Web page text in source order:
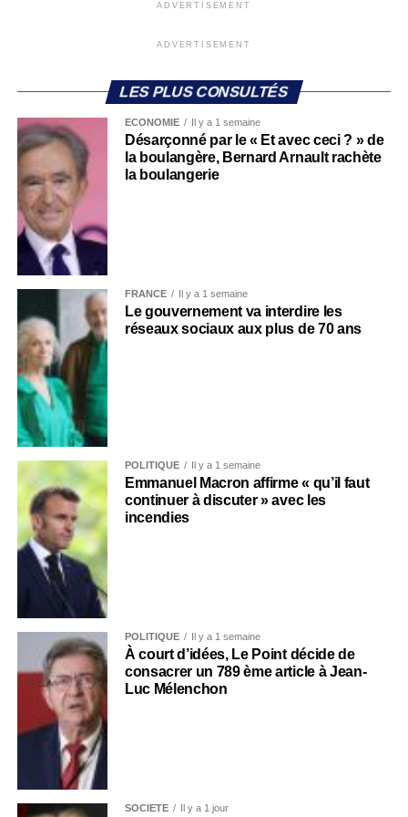
ADVERTISEMENT
ADVERTISEMENT
LES PLUS CONSULTÉS
ECONOMIE Il y a 1 semaine
Désarçonné par le « Et avec ceci ? » de
la boulangère, Bernard Arnault rachète
la boulangerie
FRANCE Il y a 1 semaine
Le gouvernement va interdire les
réseaux sociaux aux plus de 70 ans
POLITIQUE Il y a 1 semaine
Emmanuel Macron affirme « qu’il faut
continuer à discuter » avec les
incendies
POLITIQUE Il y a 1 semaine
À court d’idées, Le Point décide de
consacrer un 789 ème article à Jean-
Luc Mélenchon
SOCIÉTÉ Il y a 1 jour